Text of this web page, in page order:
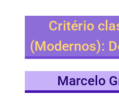
Critério
(Modernos):
Marcelo